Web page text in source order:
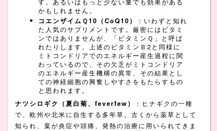
かもしれません。
コエンザイムＱ10（CoQ10）
：いわずと知れ
た人気のサプリメントです。厳密にはビタミ
ンではありませんが、「ビタミンＱ」と呼ば
れたりします。上述のビタミンＢ2と同様に
ミトコンドリアでのエネルギー産生過程に関
わっているので、その欠乏がミトコンドリア
のエネルギー産生機構の異常、その結果とし
ての神経細胞の興奮しやすさをもたらすもの
と思われます。
ナツシロギク（夏白菊、feverfew）
：ヒナギクの一種
で、欧州や北米に自生する多年草。古くから薬草として
知られ、葉が炎症や頭痛、発熱の治療に用いられてきま